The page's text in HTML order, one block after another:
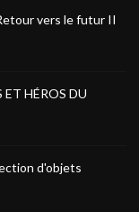
vers le futur II
HÉROS DU
d'objets